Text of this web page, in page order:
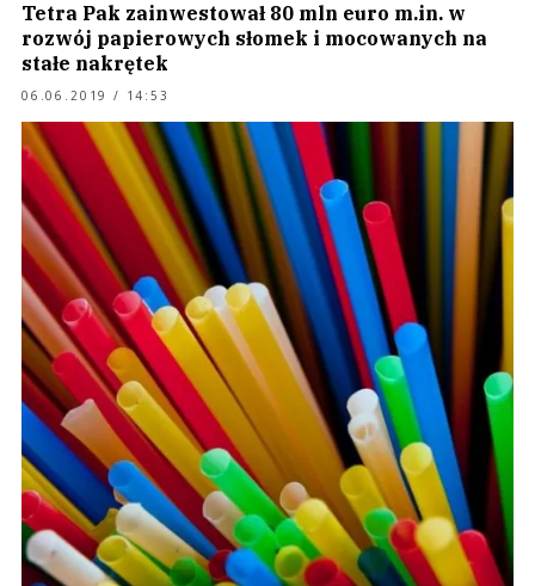
Tetra Pak zainwestował 80 mln euro m.in. w
rozwój papierowych słomek i mocowanych na
stałe nakrętek
06.06.2019 / 14:53